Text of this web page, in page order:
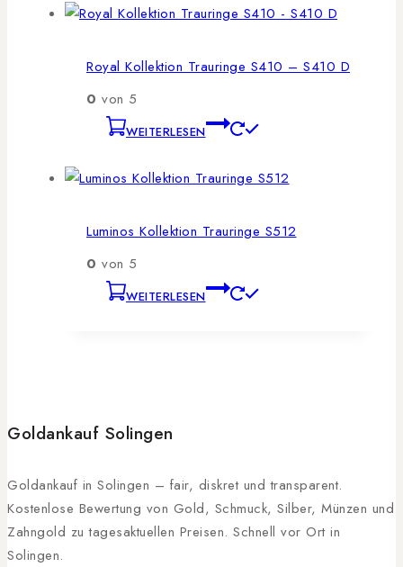
Royal Kollektion Trauringe S410 – S410 D
0 von 5
WEITERLESEN
Luminos Kollektion Trauringe S512
0 von 5
WEITERLESEN
Goldankauf Solingen
Goldankauf in Solingen – fair, diskret und transparent.
Kostenlose Bewertung von Gold, Schmuck, Silber, Münzen und
Zahngold zu tagesaktuellen Preisen. Schnell vor Ort in
Solingen.